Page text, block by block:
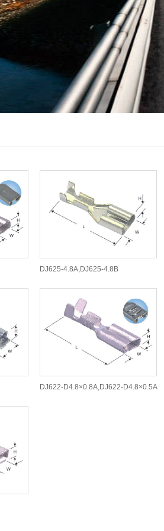
DJ625-4.8A,DJ625-4.8B
DJ622-D4.8×0.8A,DJ622-D4.8×0.5A